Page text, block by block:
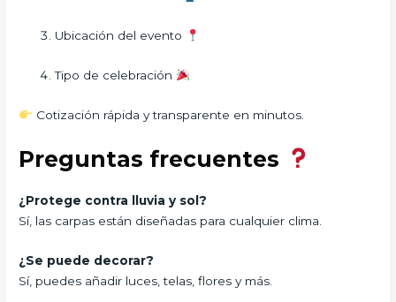
Ubicación del evento
Tipo de celebración
Cotización rápida y transparente en minutos.
Preguntas frecuentes
¿Protege contra lluvia y sol?
Sí, las carpas están diseñadas para cualquier clima.
¿Se puede decorar?
Sí, puedes añadir luces, telas, flores y más.